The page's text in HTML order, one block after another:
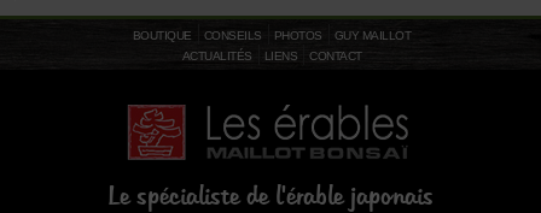
BOUTIQUE CONSEILS PHOTOS
GUY MAILLOT
ACTUALITÉS
LIENS CONTACT
Le spécialiste de l'érable japonais